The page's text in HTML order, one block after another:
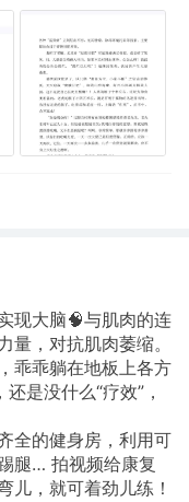
现大脑🧠与肌肉的连
，对抗肌肉萎缩。
乖乖躺在地板上各方
是没什么“疗效”，
全的健身房，利用可
腿… 拍视频给康复
儿，就可着劲儿练！